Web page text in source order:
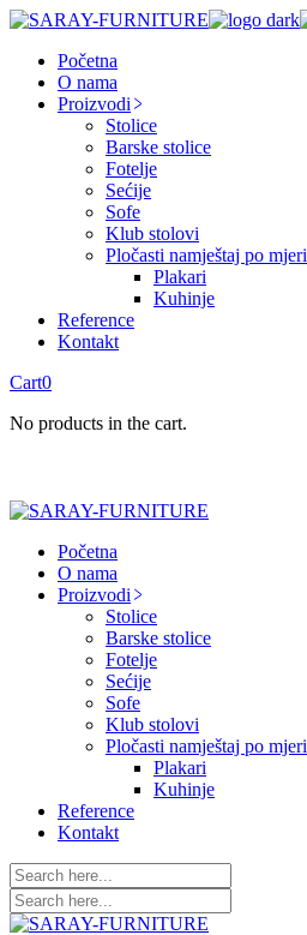
Skip
content
Početna
O nama
Proizvodi
Stolice
Barske stolice
Fotelje
Sećije
Sofe
Klub stolovi
Pločasti namještaj po mjeri
Plakari
Kuhinje
Reference
Kontakt
Cart0
No products in the cart.
Početna
O nama
Proizvodi
Stolice
Barske stolice
Fotelje
Sećije
Sofe
Klub stolovi
Pločasti namještaj po mjeri
Plakari
Kuhinje
Reference
Kontakt